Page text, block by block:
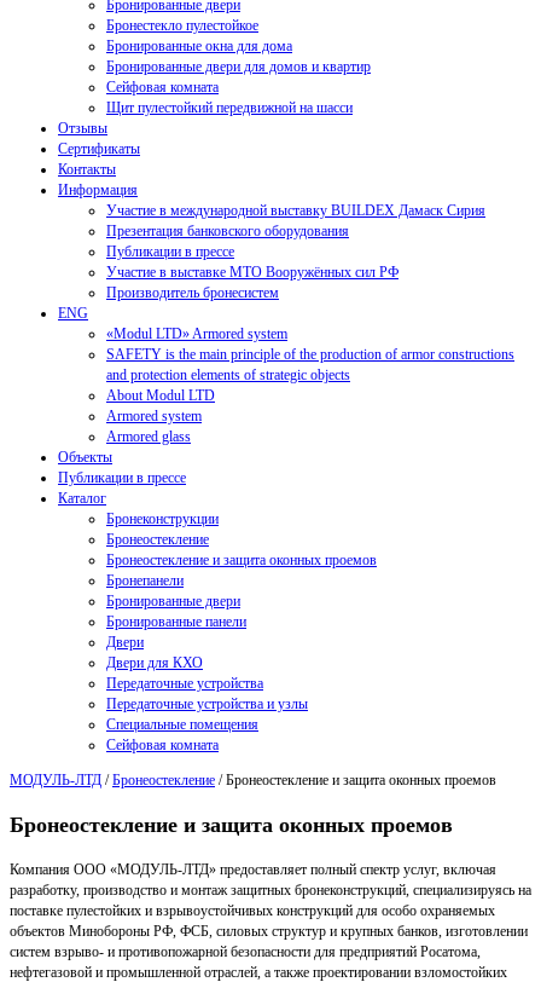
Бронированные двери
Бронестекло пулестойкое
Бронированные окна для дома
Бронированные двери для домов и квартир
Сейфовая комната
Щит пулестойкий передвижной на шасси
Отзывы
Сертификаты
Контакты
Информация
Участие в международной выставку BUILDEX Дамаск Сирия
Презентация банковского оборудования
Публикации в прессе
Участие в выставке МТО Вооружённых сил РФ
Производитель бронесистем
ENG
«Modul LTD» Armored system
SAFETY is the main principle of the production of armor constructions
and protection elements of strategic objects
About Modul LTD
Armored system
Armored glass
Объекты
Публикации в прессе
Каталог
Бронеконструкции
Бронеостекление
Бронеостекление и защита оконных проемов
Бронепанели
Бронированные двери
Бронированные панели
Двери
Двери для КХО
Передаточные устройства
Передаточные устройства и узлы
Специальные помещения
Сейфовая комната
МОДУЛЬ-ЛТД /Бронеостекление /Бронеостекление и защита оконных проемов
Бронеостекление и защита оконных проемов
Компания ООО «МОДУЛЬ-ЛТД» предоставляет полный спектр услуг, включая
разработку, производство и монтаж защитных бронеконструкций, специализируясь на
поставке пулестойких и взрывоустойчивых конструкций для особо охраняемых
объектов Минобороны РФ, ФСБ, силовых структур и крупных банков, изготовлении
систем взрыво- и противопожарной безопасности для предприятий Росатома,
нефтегазовой и промышленной отраслей, а также проектировании взломостойких